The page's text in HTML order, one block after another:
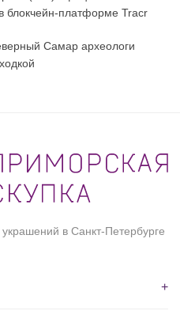
блокчейн-платформе Tracr
Самар археологи
в Санкт-Петербурге
+